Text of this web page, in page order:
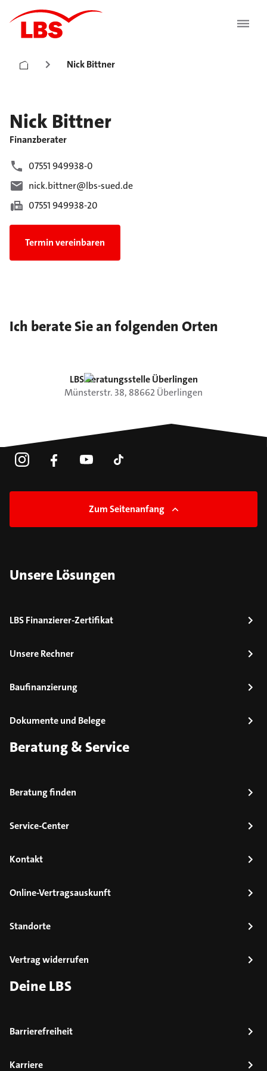
Nick Bittner
Nick Bittner
Finanzberater
07551 949938-0
nick.bittner@lbs-sued.de
07551 949938-20
Termin vereinbaren
Ich berate Sie an folgenden Orten
LBS Beratungsstelle Überlingen
Münsterstr. 38, 88662Überlingen
Zum Seitenanfang
Unsere Lösungen
LBS Finanzierer-Zertifikat
Unsere Rechner
Baufinanzierung
Dokumente und Belege
Beratung & Service
Beratung finden
Service-Center
Kontakt
Online-Vertragsauskunft
Standorte
Vertrag widerrufen
Deine LBS
Barrierefreiheit
Karriere